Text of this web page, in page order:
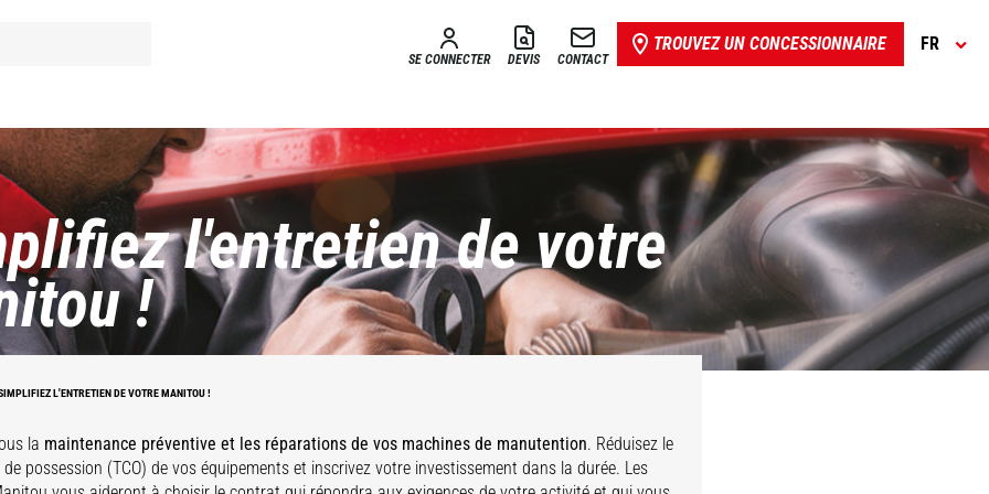
SE CONNECTER DEVIS CONTACT
TROUVEZ UN CONCESSIONNAIRE FR
l'entretien de votre
!
L'ENTRETIEN DE VOTRE MANITOU !
la maintenance préventive et les réparations de vos machines de manutention. Réduisez le
possession (TCO) de vos équipements et inscrivez votre investissement dans la durée. Les